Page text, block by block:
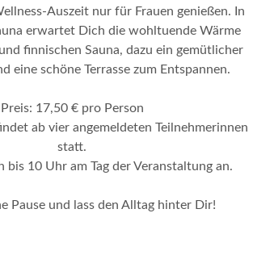
Auszeit nur für Frauen genießen. In
erwartet Dich die wohltuende Wärme
finnischen Sauna, dazu ein gemütlicher
eine schöne Terrasse zum Entspannen.
Preis: 17,50 € pro Person
ab vier angemeldeten Teilnehmerinnen
statt.
bis 10 Uhr am Tag der Veranstaltung an.
Pause und lass den Alltag hinter Dir!